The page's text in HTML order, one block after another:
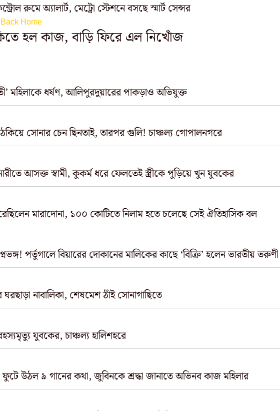
রুমে অ্যালার্ট, মেট্রো স্টেশনে বসছে স্মার্ট সেন্সর
Home
হল কাজ, বাড়ি ফিরে এল নিখোঁজ
মহিলাকে ধর্ষণ, আলিপুরদুয়ারের পাকড়াও অভিযুক্ত
ঠেকিয়ে সোনার চেন ছিনতাই, তারপর গুলি! চাঞ্চল্য গোপালনগরে
আসক্ত স্বামী, কুকর্ম ধরে ফেলতেই স্ত্রীকে পুড়িয়ে খুন যুবকের
মারাদোনা, ১০০ কোটিতে নিলাম হতে চলেছে সেই ঐতিহাসিক বল
পর্তুগালে বিয়ারের দোকানের মালিকের কাছে ‘বিক্রি’ হলেন ভারতীয় তরুণী
ঘরছাড়া নাবালিকা, শেষমেশ ঠাঁই সোনাগাছিতে
যুবকের, চাঞ্চল্য হালিশহরে
উঠল ৯ গানের কথা, জুবিনকে শ্রদ্ধা জানাতে অভিনব কাজ মহিলার